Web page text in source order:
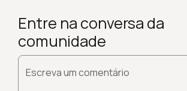
Entre na conversa da
comunidade
Escreva um comentário